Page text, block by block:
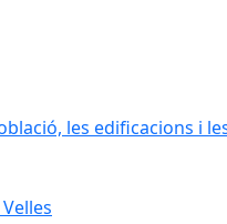
les edificacions i